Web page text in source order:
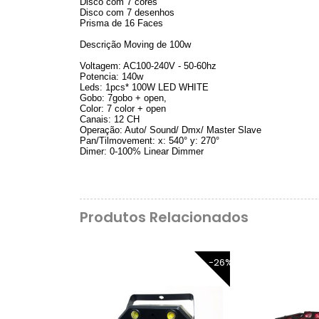
Disco com 7 desenhos
Prisma de 16 Faces
Descrição Moving de 100w
Voltagem: AC100-240V - 50-60hz
Potencia: 140w
Leds: 1pcs* 100W LED WHITE
Gobo: 7gobo + open,
Color: 7 color + open
Canais: 12 CH
Operação: Auto/ Sound/ Dmx/ Master Slave
Pan/Tilmovement: x: 540° y: 270°
Dimer: 0-100% Linear Dimmer
Produtos Relacionados
-26%